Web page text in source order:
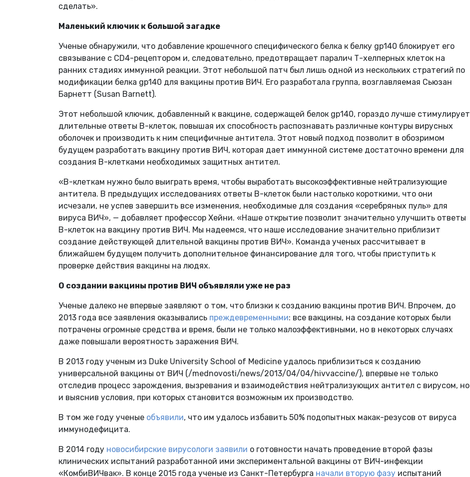
сделать».
Маленький ключик к большой загадке
Ученые обнаружили, что добавление крошечного специфического белка к белку gp140 блокирует его
связывание с CD4-рецептором и, следовательно, предотвращает паралич Т-хелперных клеток на
ранних стадиях иммунной реакции. Этот небольшой патч был лишь одной из нескольких стратегий по
модификации белка gp140 для вакцины против ВИЧ. Его разработала группа, возглавляемая Сьюзан
Барнетт (Susan Barnett).
Этот небольшой ключик, добавленный к вакцине, содержащей белок gp140, гораздо лучше стимулирует
длительные ответы В-клеток, повышая их способность распознавать различные контуры вирусных
оболочек и производить к ним специфичные антитела. Этот новый подход позволит в обозримом
будущем разработать вакцину против ВИЧ, которая дает иммунной системе достаточно времени для
создания В-клетками необходимых защитных антител.
«В-клеткам нужно было выиграть время, чтобы выработать высокоэффективные нейтрализующие
антитела. В предыдущих исследованиях ответы B-клеток были настолько короткими, что они
исчезали, не успев завершить все изменения, необходимые для создания «серебряных пуль» для
вируса ВИЧ», — добавляет профессор Хейни. «Наше открытие позволит значительно улучшить ответы
B-клеток на вакцину против ВИЧ. Мы надеемся, что наше исследование значительно приблизит
создание действующей длительной вакцины против ВИЧ». Команда ученых рассчитывает в
ближайшем будущем получить дополнительное финансирование для того, чтобы приступить к
проверке действия вакцины на людях.
О создании вакцины против ВИЧ объявляли уже не раз
Ученые далеко не впервые заявляют о том, что близки к созданию вакцины против ВИЧ. Впрочем, до
2013 года все заявления оказывались преждевременными: все вакцины, на создание которых были
потрачены огромные средства и время, были не только малоэффективными, но в некоторых случаях
даже повышали вероятность заражения ВИЧ.
В 2013 году ученым из Duke University School of Medicine удалось приблизиться к созданию
универсальной вакцины от ВИЧ (/mednovosti/news/2013/04/04/hivvaccine/), впервые не только
отследив процесс зарождения, вызревания и взаимодействия нейтрализующих антител с вирусом, но
и выяснив условия, при которых становится возможным их производство.
В том же году ученые объявили, что им удалось избавить 50% подопытных макак-резусов от вируса
иммунодефицита.
В 2014 году новосибирские вирусологи заявили о готовности начать проведение второй фазы
клинических испытаний разработанной ими экспериментальной вакцины от ВИЧ-инфекции
«КомбиВИЧвак». В конце 2015 года ученые из Санкт-Петербурга начали вторую фазу испытаний